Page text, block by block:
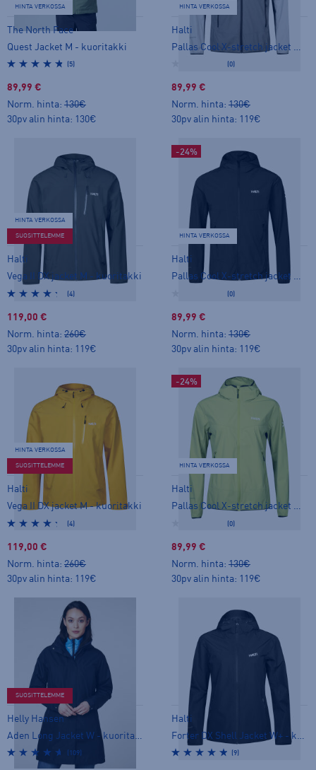
HINTA VERKOSSA
The North Face
Quest Jacket M - kuoritakki
(5)
89,99 €
Norm. hinta: 130€
30pv alin hinta: 130€
HINTA VERKOSSA
Halti
Pallas Cool X-stretch jacket M - stretch-takki
(0)
89,99 €
Norm. hinta: 130€
30pv alin hinta: 119€
HINTA VERKOSSA
SUOSITTELEMME
Halti
Vega II DX jacket M - kuoritakki
(4)
119,00 €
Norm. hinta: 260€
30pv alin hinta: 119€
-24%
HINTA VERKOSSA
Halti
Pallas Cool X-stretch jacket M - stretch-takki
(0)
89,99 €
Norm. hinta: 130€
30pv alin hinta: 119€
HINTA VERKOSSA
SUOSITTELEMME
Halti
Vega II DX jacket M - kuoritakki
(4)
119,00 €
Norm. hinta: 260€
30pv alin hinta: 119€
-24%
HINTA VERKOSSA
Halti
Pallas Cool X-stretch jacket W - stretch-takki
(0)
89,99 €
Norm. hinta: 130€
30pv alin hinta: 119€
SUOSITTELEMME
Helly Hansen
(109)
Halti
(9)